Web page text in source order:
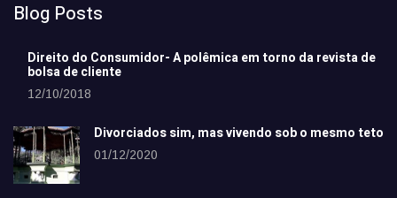
Blog Posts
Direito do Consumidor- A polêmica em torno da revista de
bolsa de cliente
12/10/2018
Divorciados sim, mas vivendo sob o mesmo teto
01/12/2020